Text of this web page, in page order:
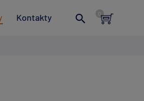
Kontakty